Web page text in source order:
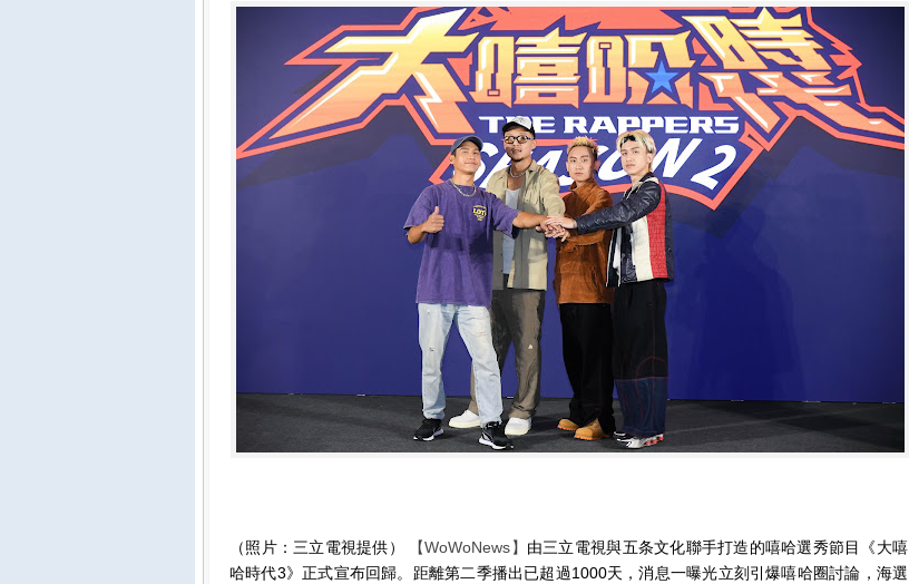
（照片：三立電視提供） 【WoWoNews】 由三立電視與五条文化聯手打造的嘻哈選秀節目《大嘻
哈時代3》正式宣布回歸。距離第二季播出已超過1000天，消息一曝光立刻引爆嘻哈圈討論，海選